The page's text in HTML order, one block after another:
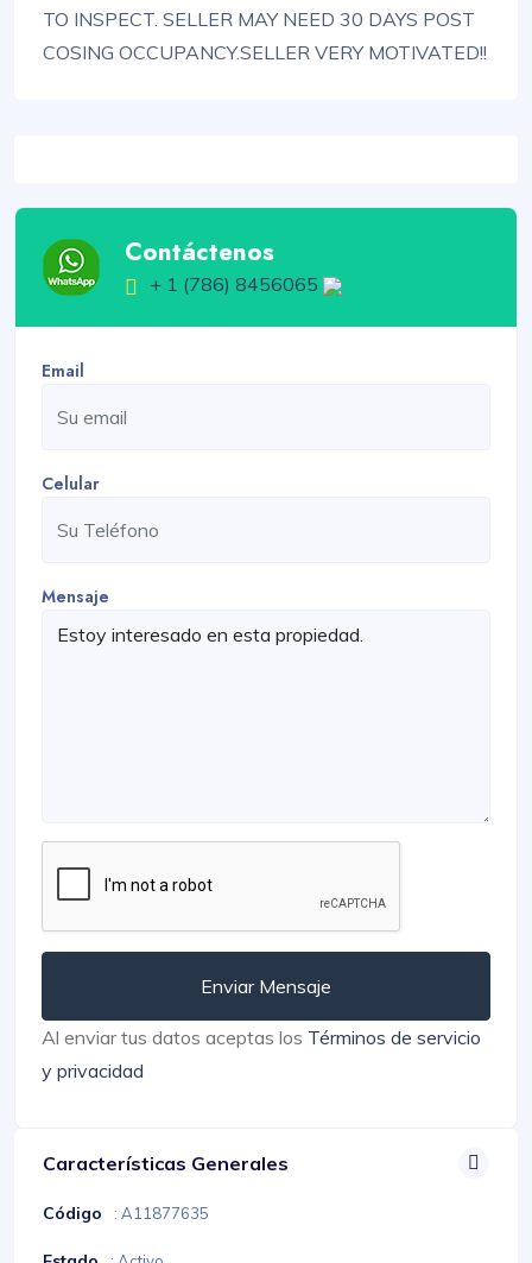
TO INSPECT. SELLER MAY NEED 30 DAYS POST
COSING OCCUPANCY.SELLER VERY MOTIVATED!!
Contáctenos
+ 1 (786) 8456065
Email
Celular
Mensaje
Enviar Mensaje
Al enviar tus datos aceptas los Términos de servicio
y privacidad
Características Generales
Código : A11877635